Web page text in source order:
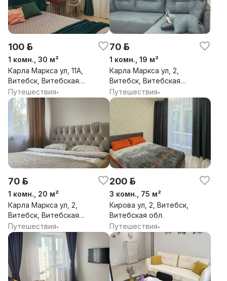
100 р.
1 комн., 30 м²
Карла Маркса ул, 11А,
Витебск, Витебская
обл.
Путешествия•
70 р.
1 комн., 19 м²
Карла Маркса ул, 2,
Витебск, Витебская
обл.
Путешествия•
70 р.
1 комн., 20 м²
Карла Маркса ул, 2,
Витебск, Витебская
обл.
Путешествия•
200 р.
3 комн., 75 м²
Кирова ул, 2, Витебск,
Витебская обл.
Путешествия•